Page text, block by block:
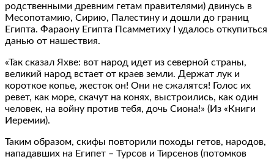
родственными древним гетам правителями) двинусь в
Месопотамию, Сирию, Палестину и дошли до границ
Египта. Фараону Египта Псамметиху I удалось откупиться
данью от нашествия.
«Так сказал Яхве: вот народ идет из северной страны,
великий народ встает от краев земли. Держат лук и
короткое копье, жесток он! Они не сжалятся! Голос их
ревет, как море, скачут на конях, выстроились, как один
человек, на войну против тебя, дочь Сиона!» (Из «Книги
Иеремии).
Таким образом, скифы повторили походы гетов, народов,
нападавших на Египет – Турсов и Тирсенов (потомков